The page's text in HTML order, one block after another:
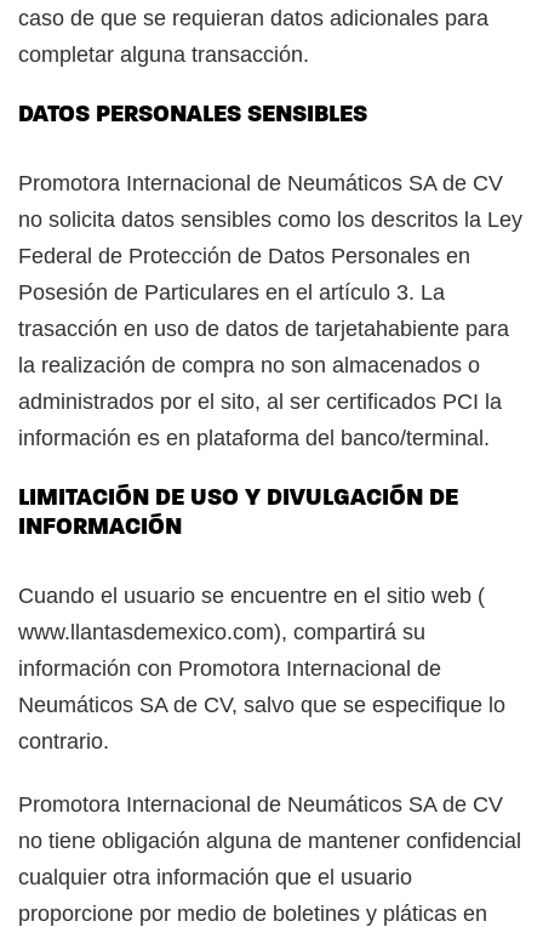
caso de que se requieran datos adicionales para
completar alguna transacción.
DATOS PERSONALES SENSIBLES
Promotora Internacional de Neumáticos SA de CV
no solicita datos sensibles como los descritos la Ley
Federal de Protección de Datos Personales en
Posesión de Particulares en el artículo 3. La
trasacción en uso de datos de tarjetahabiente para
la realización de compra no son almacenados o
administrados por el sito, al ser certificados PCI la
información es en plataforma del banco/terminal.
LIMITACIÓN DE USO Y DIVULGACIÓN DE
INFORMACIÓN
Cuando el usuario se encuentre en el sitio web (
www.llantasdemexico.com), compartirá su
información con Promotora Internacional de
Neumáticos SA de CV, salvo que se especifique lo
contrario.
Promotora Internacional de Neumáticos SA de CV
no tiene obligación alguna de mantener confidencial
cualquier otra información que el usuario
proporcione por medio de boletines y pláticas en